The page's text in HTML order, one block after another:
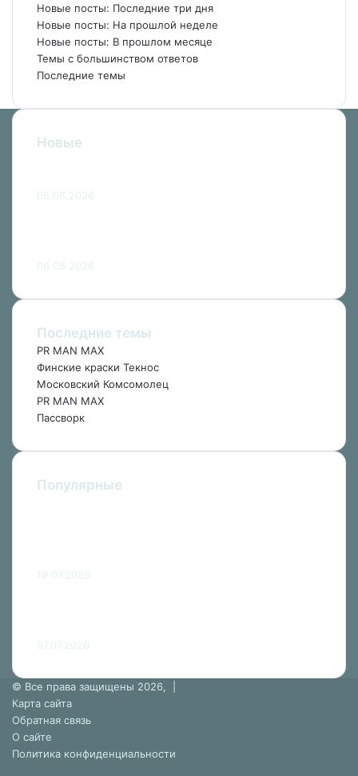
Новые посты: Последние три дня
Новые посты: На прошлой неделе
Новые посты: В прошлом месяце
Темы с большинством ответов
Последние темы
Новые
06.08.2026
06.08.2026
Последние темы
PR MAN MAX
Финские краски Текнос
Московский Комсомолец
PR MAN MAX
Пассворк
Популярные
19.07.2026
07.07.2026
© Все права защищены 2026, |
Карта сайта
Обратная связь
О сайте
Политика конфиденциальности